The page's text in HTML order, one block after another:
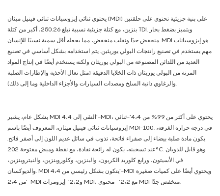
يحتوي ثنائي إيزوسيانات ثنائي فينيل ميثان (MDI) على بنية جزيئية تحتوي على حلقتين
بنزين، مع كتلة جزيئية نسبية تبلغ 250.26، أكبر من كتلة TDI. ويتميز بضغط بخار
منخفض جدًا وتقلب منخفض، مما يجعله أقل سمية نسبيًا للإنسان. MDI هو إيزوسيانات
مهم يستخدم في تصنيع راتنجات البولي يوريثين. يتم استخدامه بشكل أساسي في تصنيع
العديد من اللدائن المصنوعة من البولي يوريثان ولكنه يستخدم أيضًا في إنتاج المواد
المرنة من البولي يوريثان ذات الخلايا الدقيقة (مثل نعال الأحذية والإطارات الصلبة
والرغاوي ذاتية السلخ ومصدات السيارات والأجزاء الداخلية وما إلى ذلك).
بشكل عام، يشير MDI النقي إلى 4،4’-MDI، يحتوي على أكثر من 99% من 4،4’-ثنائي
إيزوسيانات ثنائي فينيل ميثان، المعروف أيضًا باسم MDI-100. في درجة حرارة الغرفة،
يكون مادة صلبة بيضاء إلى صفراء فاتحة، تذوب في سائل عديم اللون إلى أصفر فاتح.
عند تسخينه، يكون له رائحة نفاذة، مع نقطة وميض مفتوحة 202°C. وهو قابل للذوبان
في الأسيتون، ورابع كلوريد الكربون، والبنزين، وكلوروبنزين، والنيتروبنزين،
والديوكسان. MDI يتكون بشكل رئيسي من 4،4’-MDI ويحتوي أيضًا على كميات صغيرة
من 2،4’-MDI و2،2’-إيزومرات MDI، مع 2،2’- محتوى MDI منخفض جدًا.